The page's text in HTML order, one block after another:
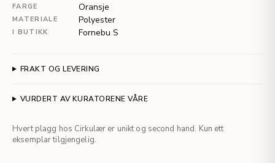
FARGE Oransje
MATERIALE Polyester
I BUTIKK Fornebu S
FRAKT OG LEVERING
VURDERT AV KURATORENE VÅRE
Hvert plagg hos Cirkulær er unikt og second hand. Kun ett
eksemplar tilgjengelig.